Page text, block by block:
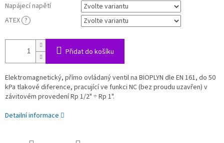
Napájecí napětí
ATEX ?
Přidat do košíku
Elektromagnetický, přímo ovládaný ventil na BIOPLYN dle EN 161, do 50
kPa tlakové diference, pracující ve funkci NC (bez proudu uzavřen) v
závitovém provedení Rp 1/2" ÷ Rp 1".
Detailní informace